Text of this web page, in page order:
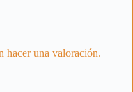
hacer una valoración.